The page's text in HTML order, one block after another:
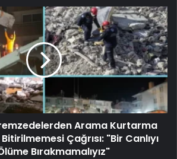
Arama Kurtarma
Çağrısı: "Bir Canlıyı
Bırakmamalıyız"